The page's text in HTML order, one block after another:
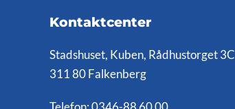
Kontaktcenter
Stadshuset, Kuben, Rådhustorget 3C
311 80 Falkenberg